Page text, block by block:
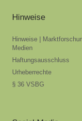
Hinweise
Hinweise |
Medien
Haftungsausschluss
Urheberrechte
§ 36 VSBG